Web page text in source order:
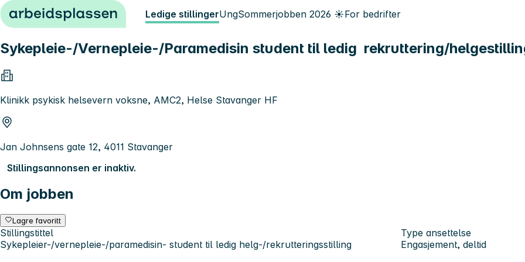
Hopp til innhold Ledige stillingerUngSommerjobben 2026 ☀️For bedrifter
Sykepleie-/Vernepleie-/Paramedisin student til ledig rekruttering/
Klinikk psykisk helsevern voksne, AMC2, Helse Stavanger HF
Jan Johnsens gate 12, 4011 Stavanger
Stillingsannonsen er inaktiv.
Om jobben
Lagre favoritt
Stillingstittel
Sykepleier-/vernepleie-/paramedisin- student til ledig helg-/rekrutteringsstilling
Type ansettelse
Engasjement, deltid